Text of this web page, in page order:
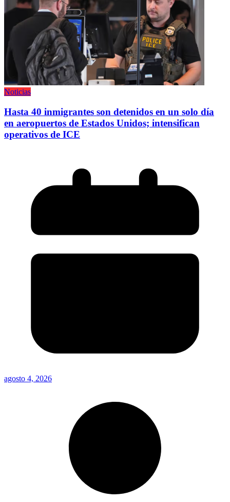
Noticias
Hasta 40 inmigrantes son detenidos en un solo día
en aeropuertos de Estados Unidos; intensifican
operativos de ICE
agosto 4, 2026